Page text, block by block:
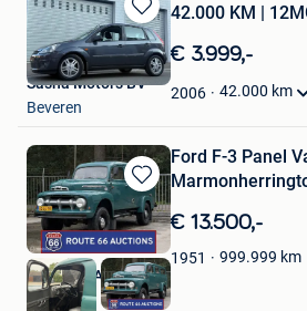
Bewaren
in
Mijn
Favorieten
42.000 KM |
€ 3.999,-
2006 42.000 km
Sasha Motors BV
Beveren
Bewaren
in
Mijn
Favorieten
Ford F-3 Panel
€ 13.500,-
1951 999.999 km
Route 66 Auctions
Waalwijk